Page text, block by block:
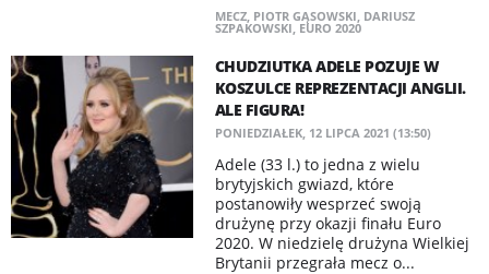
MECZ, PIOTR GĄSOWSKI, DARIUSZ
SZPAKOWSKI, EURO 2020
CHUDZIUTKA ADELE POZUJE W
KOSZULCE REPREZENTACJI ANGLII.
ALE FIGURA!
PONIEDZIAŁEK, 12 LIPCA 2021 (13:50)
Adele (33 l.) to jedna z wielu
brytyjskich gwiazd, które
postanowiły wesprzeć swoją
drużynę przy okazji finału Euro
2020. W niedzielę drużyna Wielkiej
Brytanii przegrała mecz o...